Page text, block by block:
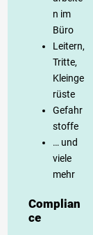
n im
Büro
Leitern,
Tritte,
Kleinge
rüste
Gefahr
stoffe
… und
viele
mehr
Complian
ce